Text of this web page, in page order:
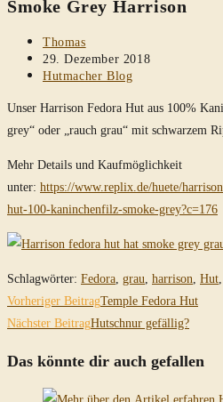
durchsuchen
Smoke Grey Harrison
Beitrags-
Autor:
Thomas
Beitrag
veröffentlicht:
29. Dezember 2018
Beitrags-
Hutmacher Blog
Unser Harrison Fedora Hut aus 100%
grey“ oder „rauch grau“ mit schwarzem
Mehr Details und Kaufmöglichkeit
unter: https://www.replix.de/huete/
hut-100-kaninchenfilz-smoke-grey?c=176
Schlagwörter: Fedora, grau, harrison, Hut,
Weitere
Artikel
ansehen
Vorheriger BeitragTemple Fedora Hut
Nächster BeitragHutschnur gefällig?
Das könnte dir auch gefallen